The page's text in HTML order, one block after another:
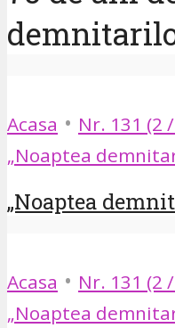
Acasa • Nr. 131 (2
„Noaptea
„Noaptea
Acasa • Nr. 131 (2
„Noaptea